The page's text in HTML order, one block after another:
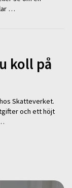
…
koll på
Skatteverket.
och ett höjt